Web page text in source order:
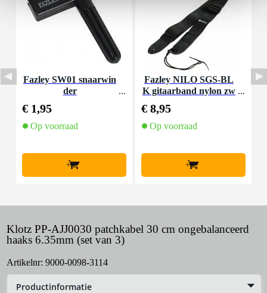
Fazley SW01 snaarwin
der
€ 1,95
Op voorraad
+
Fazley NILO SGS-BL
K gitaarband nylon zw
€ 8,95
Op voorraad
+
Klotz PP-AJJ0030 patchkabel 30 cm ongebalanceerd
haaks 6.35mm (set van 3)
Artikelnr: 9000-0098-3114
Productinformatie